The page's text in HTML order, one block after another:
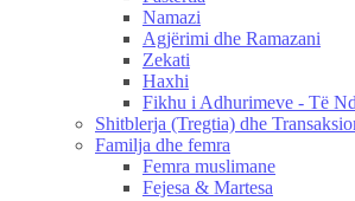
Namazi
Agjërimi dhe Ramazani
Zekati
Haxhi
Fikhu i Adhurimeve - Të
Shitblerja (Tregtia) dhe
Familja dhe femra
Femra muslimane
Fejesa & Martesa